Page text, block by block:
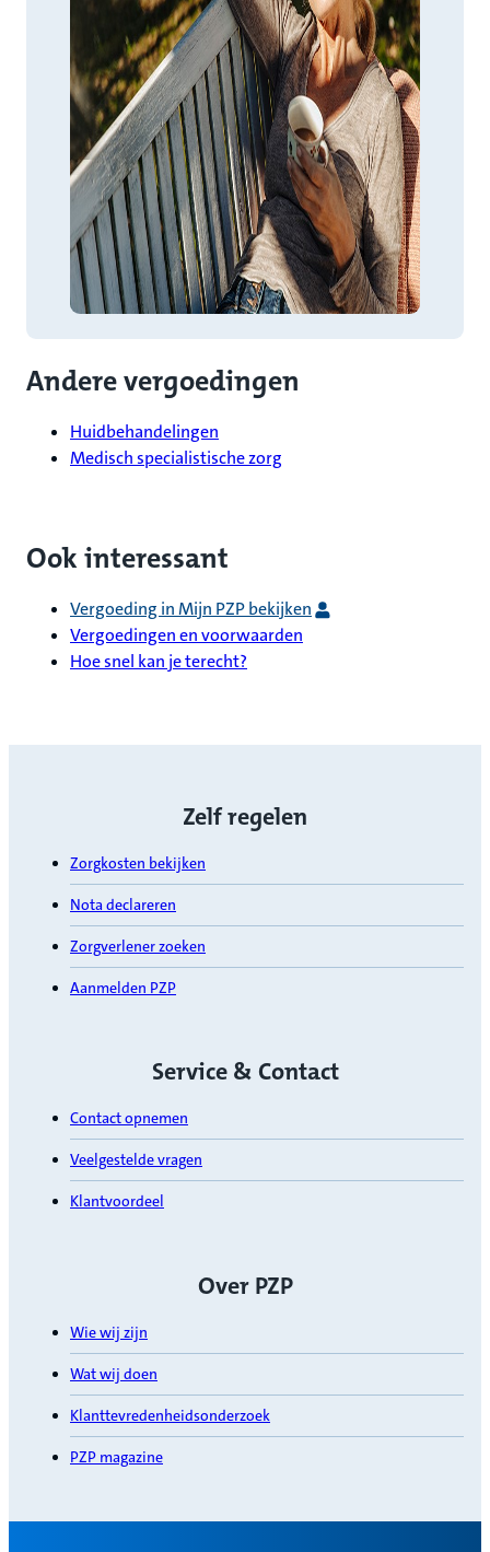
Andere vergoedingen
Huidbehandelingen
Medisch specialistische zorg
Ook interessant
Vergoeding in Mijn PZP bekijken
Vergoedingen en voorwaarden
Hoe snel kan je terecht?
Zelf regelen
Zorgkosten bekijken
Nota declareren
Zorgverlener zoeken
Aanmelden PZP
Service & Contact
Contact opnemen
Veelgestelde vragen
Klantvoordeel
Over PZP
Wie wij zijn
Wat wij doen
Klanttevredenheidsonderzoek
PZP magazine